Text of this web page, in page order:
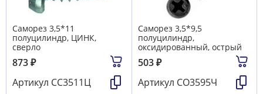
Саморез 3,5*11
полуцилиндр, ЦИНК,
сверло
873₽
Артикул СС3511Ц
Саморез 3,5*9,5
полуцилиндр,
оксидированный, острый
503₽
Артикул СО3595Ч